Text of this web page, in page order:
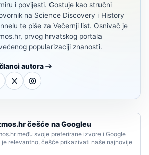
i povijesti. Gostuje kao stručni
na Science Discovery i History
te piše za Večernji list. Osnivač je
prvog hrvatskog portala
popularizaciji znanosti.
autora
češće na Googleu
među svoje preferirane izvore i Google
je relevantno, češće prikazivati naše najnovije